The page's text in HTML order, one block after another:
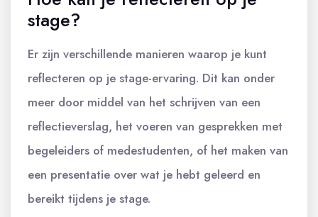
stage?
Er zijn verschillende manieren waarop je kunt
reflecteren op je stage-ervaring. Dit kan onder
meer door middel van het schrijven van een
reflectieverslag, het voeren van gesprekken met
begeleiders of medestudenten, of het maken van
een presentatie over wat je hebt geleerd en
bereikt tijdens je stage.